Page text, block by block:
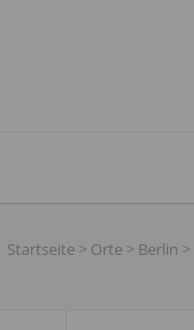
Startseite > Orte > Berlin >